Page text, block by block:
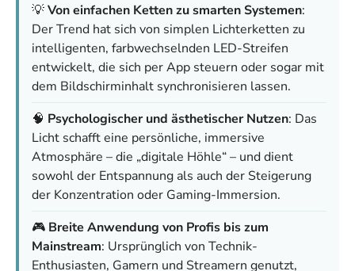
💡Von einfachen Ketten zu smarten Systemen:
Der Trend hat sich von simplen Lichterketten zu
intelligenten, farbwechselnden LED-Streifen
entwickelt, die sich per App steuern oder sogar mit
dem Bildschirminhalt synchronisieren lassen.
🧠 Psychologischer und ästhetischer Nutzen: Das
Licht schafft eine persönliche, immersive
Atmosphäre – die „digitale Höhle“ – und dient
sowohl der Entspannung als auch der Steigerung
der Konzentration oder Gaming-Immersion.
🎮 Breite Anwendung von Profis bis zum
Mainstream: Ursprünglich von Technik-
Enthusiasten, Gamern und Streamern genutzt,